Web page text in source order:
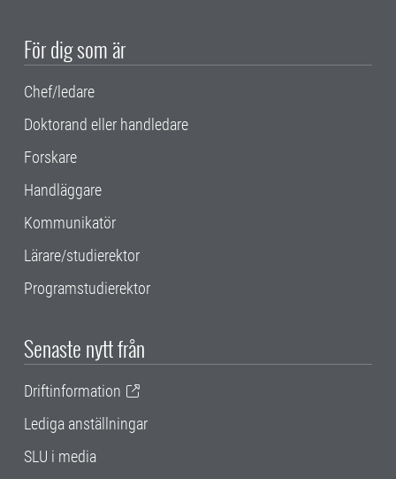
För dig som är
Chef/ledare
Doktorand eller handledare
Forskare
Handläggare
Kommunikatör
Lärare/studierektor
Programstudierektor
Senaste nytt från
Driftinformation
Lediga anställningar
SLU i media